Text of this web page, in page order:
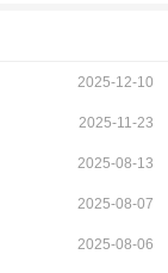
2025-12-10
2025-11-23
2025-08-13
2025-08-07
2025-08-06